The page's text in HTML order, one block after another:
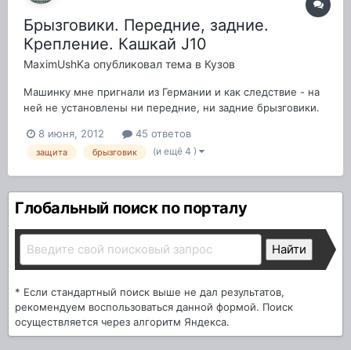
Брызговики. Передние, задние.
Крепление. Кашкай J10
MaximUshKa опубликовал тема в Кузов
Машинку мне пригнали из Германии и как следствие - на
ней не установлены ни передние, ни задние брызговики.
(штатные, либо какие-то другие). Штатные мне кажутся
маловатыми и неэффективными. Защищают ли передние
8 июня, 2012 45 ответов
защита брызговик (и ещё 4 )
Глобальный поиск по порталу
* Если стандартный поиск выше не дал результатов,
рекомендуем воспользоваться данной формой. Поиск
осуществляется через алгоритм Яндекса.